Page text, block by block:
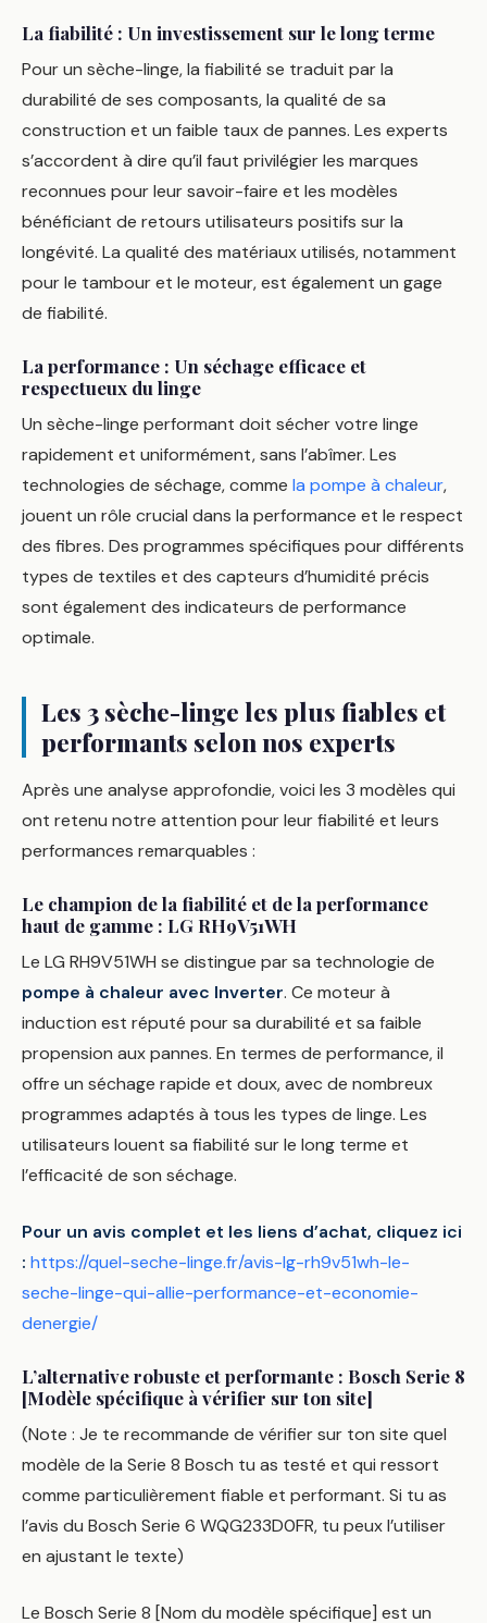
La fiabilité : Un investissement sur le long terme
Pour un sèche-linge, la fiabilité se traduit par la
durabilité de ses composants, la qualité de sa
construction et un faible taux de pannes. Les experts
s’accordent à dire qu’il faut privilégier les marques
reconnues pour leur savoir-faire et les modèles
bénéficiant de retours utilisateurs positifs sur la
longévité. La qualité des matériaux utilisés, notamment
pour le tambour et le moteur, est également un gage
de fiabilité.
La performance : Un séchage efficace et
respectueux du linge
Un sèche-linge performant doit sécher votre linge
rapidement et uniformément, sans l’abîmer. Les
technologies de séchage, comme la pompe à chaleur,
jouent un rôle crucial dans la performance et le respect
des fibres. Des programmes spécifiques pour différents
types de textiles et des capteurs d’humidité précis
sont également des indicateurs de performance
optimale.
Les 3 sèche-linge les plus fiables et
performants selon nos experts
Après une analyse approfondie, voici les 3 modèles qui
ont retenu notre attention pour leur fiabilité et leurs
performances remarquables :
Le champion de la fiabilité et de la performance
haut de gamme : LG RH9V51WH
Le LG RH9V51WH se distingue par sa technologie de
pompe à chaleur avec Inverter. Ce moteur à
induction est réputé pour sa durabilité et sa faible
propension aux pannes. En termes de performance, il
offre un séchage rapide et doux, avec de nombreux
programmes adaptés à tous les types de linge. Les
utilisateurs louent sa fiabilité sur le long terme et
l’efficacité de son séchage.
Pour un avis complet et les liens d’achat, cliquez ici
: https://quel-seche-linge.fr/avis-lg-rh9v51wh-le-
seche-linge-qui-allie-performance-et-economie-
denergie/
L’alternative robuste et performante : Bosch Serie 8
[Modèle spécifique à vérifier sur ton site]
(Note : Je te recommande de vérifier sur ton site quel
modèle de la Serie 8 Bosch tu as testé et qui ressort
comme particulièrement fiable et performant. Si tu as
l’avis du Bosch Serie 6 WQG233D0FR, tu peux l’utiliser
en ajustant le texte)
Le Bosch Serie 8 [Nom du modèle spécifique] est un